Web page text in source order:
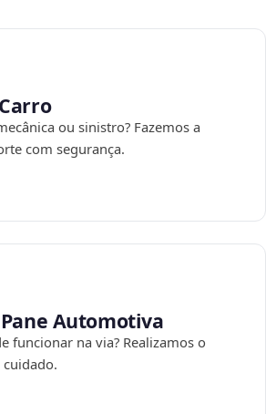
ou sinistro? Fazemos a
com segurança.
Automotiva
funcionar na via? Realizamos o